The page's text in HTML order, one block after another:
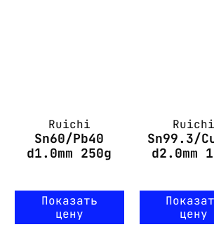
Ruichi
Sn60/Pb40
d1.0mm 250g
Показать
цену
Ruichi
Sn99.3/
d2.0mm
цену